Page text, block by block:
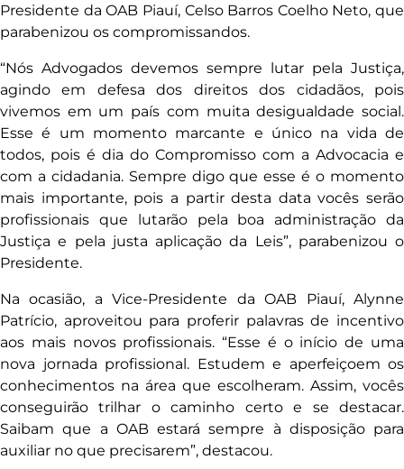
Presidente da OAB Piauí, Celso Barros Coelho Neto, que
parabenizou os compromissandos.
“Nós Advogados devemos sempre lutar pela Justiça,
agindo em defesa dos direitos dos cidadãos, pois
vivemos em um país com muita desigualdade social.
Esse é um momento marcante e único na vida de
todos, pois é dia do Compromisso com a Advocacia e
com a cidadania. Sempre digo que esse é o momento
mais importante, pois a partir desta data vocês serão
profissionais que lutarão pela boa administração da
Justiça e pela justa aplicação da Leis”, parabenizou o
Presidente.
Na ocasião, a Vice-Presidente da OAB Piauí, Alynne
Patrício, aproveitou para proferir palavras de incentivo
aos mais novos profissionais. “Esse é o início de uma
nova jornada profissional. Estudem e aperfeiçoem os
conhecimentos na área que escolheram. Assim, vocês
conseguirão trilhar o caminho certo e se destacar.
Saibam que a OAB estará sempre à disposição para
auxiliar no que precisarem”, destacou.